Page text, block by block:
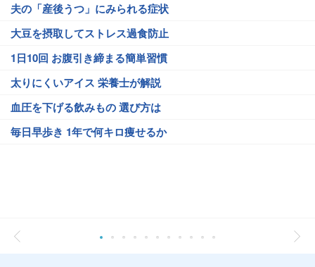
夫の「産後うつ」にみられる症状
大豆を摂取してストレス過食防止
1日10回 お腹引き締まる簡単習慣
太りにくいアイス 栄養士が解説
血圧を下げる飲みもの 選び方は
毎日早歩き 1年で何キロ痩せるか